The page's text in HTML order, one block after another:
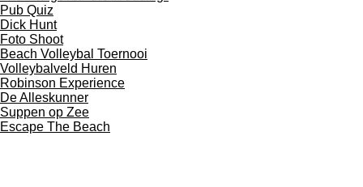
Pub Quiz
Dick Hunt
Foto Shoot
Beach Volleybal Toernooi
Volleybalveld Huren
Robinson Experience
De Alleskunner
Suppen op Zee
Escape The Beach